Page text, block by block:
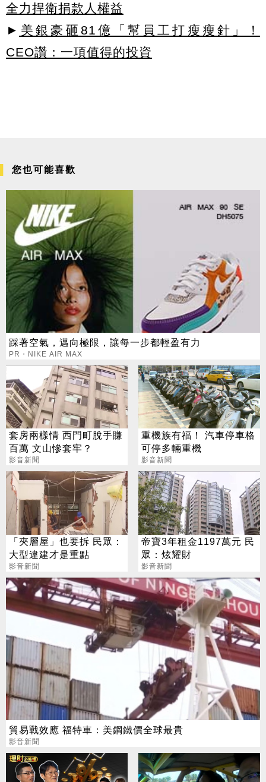
全力捍衛捐款人權益
► 美銀豪砸81億「幫員工打瘦瘦針」！
CEO讚：一項值得的投資
您也可能喜歡
踩著空氣，邁向極限，讓每一步都輕盈有力
PR・NIKE AIR MAX
套房兩樣情 西門町脫手賺
百萬 文山慘套牢？
影音新聞
重機族有福！ 汽車停車格
可停多輛重機
影音新聞
「夾層屋」也要拆 民眾：
大型違建才是重點
影音新聞
帝寶3年租金1197萬元 民
眾：炫耀財
影音新聞
貿易戰效應 福特車：美鋼鐵價全球最貴
影音新聞